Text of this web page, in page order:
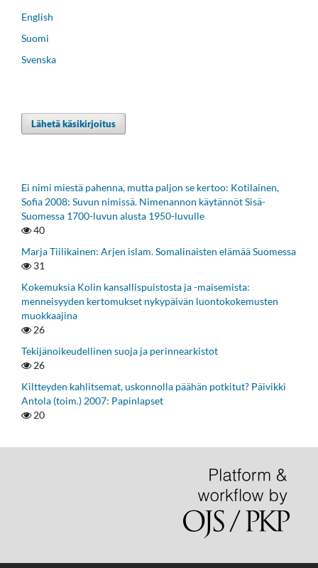
English
Suomi
Svenska
Lähetä käsikirjoitus
Ei nimi miestä pahenna, mutta paljon se kertoo: Kotilainen,
Sofia 2008: Suvun nimissä. Nimenannon käytännöt Sisä-
Suomessa 1700-luvun alusta 1950-luvulle
40
Marja Tiilikainen: Arjen islam. Somalinaisten elämää Suomessa
31
Kokemuksia Kolin kansallispuistosta ja -maisemista:
menneisyyden kertomukset nykypäivän luontokokemusten
muokkaajina
26
Tekijänoikeudellinen suoja ja perinnearkistot
26
Kiltteyden kahlitsemat, uskonnolla päähän potkitut? Päivikki
Antola (toim.) 2007: Papinlapset
20